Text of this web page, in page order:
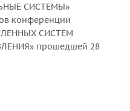
СИСТЕМЫ»
конференции
СИСТЕМ
прошедшей 28